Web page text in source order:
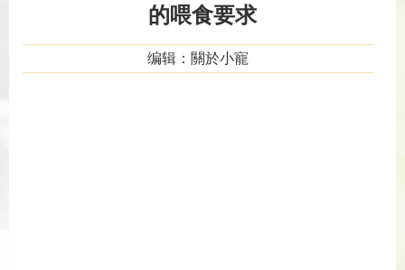
的喂食要求
编辑：關於小寵